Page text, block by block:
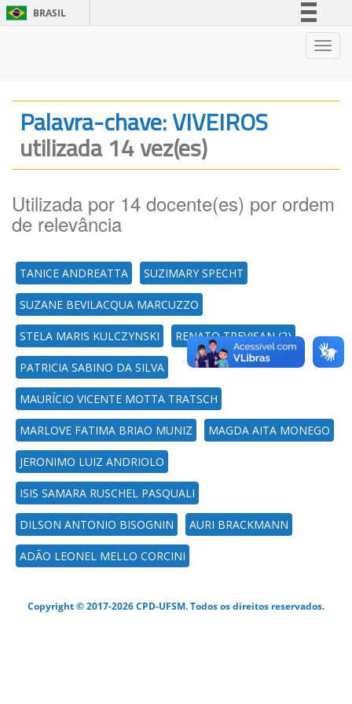
BRASIL
Legislação
Palavra-chave: VIVEIROS
utilizada 14 vez(es)
Utilizada por 14 docente(es) por ordem
de relevância
TANICE ANDREATTA SUZIMARY SPECHT
SUZANE BEVILACQUA MARCUZZO
STELA MARIS KULCZYNSKI RENATO TREVISAN (2)
PATRICIA SABINO DA SILVA
MAURÍCIO VICENTE MOTTA TRATSCH
MARLOVE FATIMA BRIAO MUNIZ MAGDA AITA MONEGO
JERONIMO LUIZ ANDRIOLO
ISIS SAMARA RUSCHEL PASQUALI
DILSON ANTONIO BISOGNIN AURI BRACKMANN
ADÃO LEONEL MELLO CORCINI
Copyright © 2017-2026 CPD-UFSM. Todos os direitos reservados.